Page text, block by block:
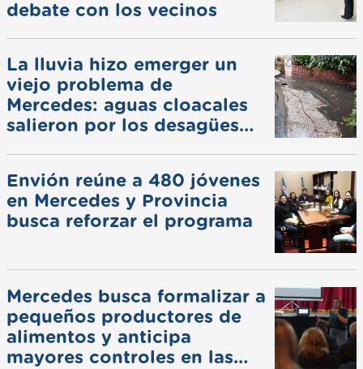
debate con los vecinos
La lluvia hizo emerger un
viejo problema de
Mercedes: aguas cloacales
salieron por los desagües
Envión reúne a 480 jóvenes
en Mercedes y Provincia
busca reforzar el programa
Mercedes busca formalizar a
pequeños productores de
alimentos y anticipa
mayores controles en las